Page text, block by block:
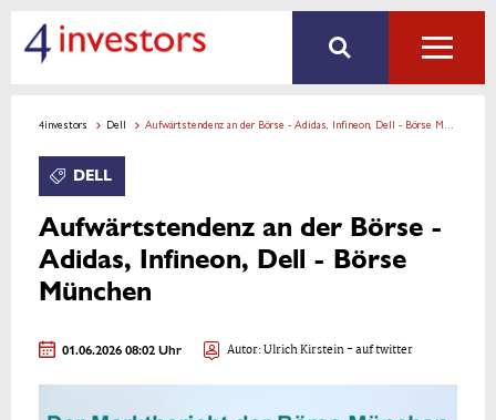
4investors Dell Aufwärtstendenz an der Börse - Adidas, Infineon, Dell - Börse München
DELL
Aufwärtstendenz an der Börse -
Adidas, Infineon, Dell - Börse
München
01.06.2026 08:02 Uhr Autor:Ulrich Kirstein- auf twitter